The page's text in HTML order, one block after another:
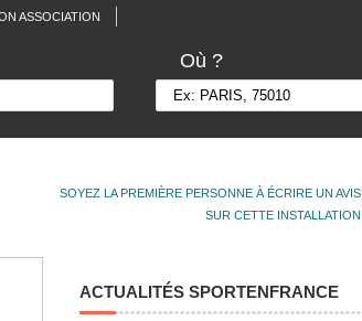
ASSOCIATION
Où ?
SOYEZ LA PREMIÈRE PERSONNE À ÉCRIRE UN AVIS
SUR CETTE INSTALLATION
ACTUALITÉS SPORTENFRANCE